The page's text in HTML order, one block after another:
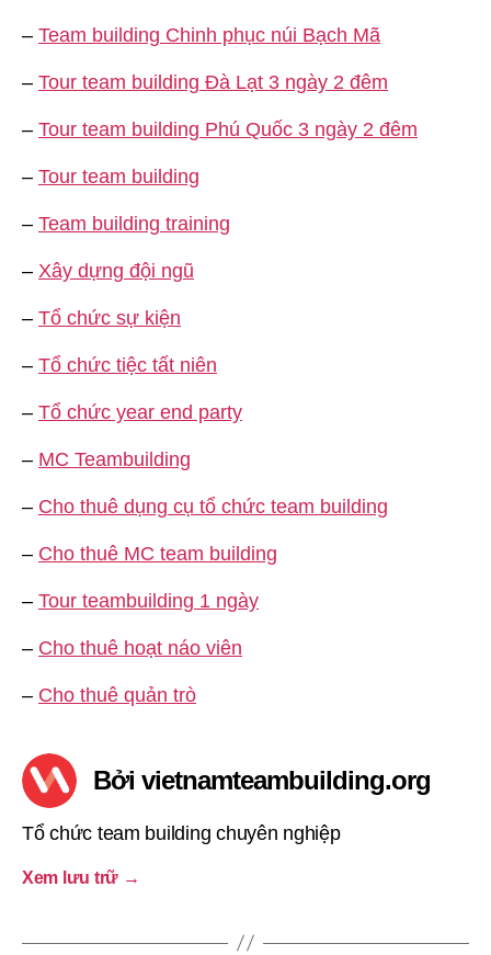
– Team building Chinh phục núi Bạch Mã
– Tour team building Đà Lạt 3 ngày 2 đêm
– Tour team building Phú Quốc 3 ngày 2 đêm
– Tour team building
– Team building training
– Xây dựng đội ngũ
– Tổ chức sự kiện
– Tổ chức tiệc tất niên
– Tổ chức year end party
– MC Teambuilding
– Cho thuê dụng cụ tổ chức team building
– Cho thuê MC team building
– Tour teambuilding 1 ngày
– Cho thuê hoạt náo viên
– Cho thuê quản trò
Bởi vietnamteambuilding.org
Tổ chức team building chuyên nghiệp
Xem lưu trữ →